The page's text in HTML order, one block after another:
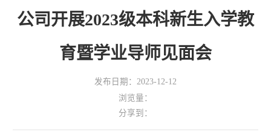
公司开展2023级本科新生入学教
育暨学业导师见面会
发布日期：2023-12-12
浏览量：
分享到：